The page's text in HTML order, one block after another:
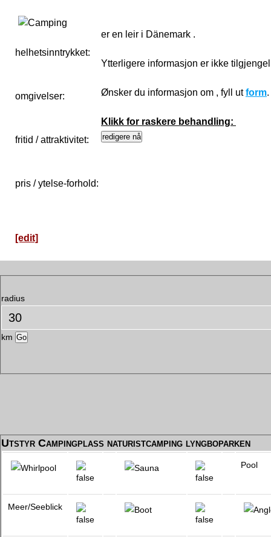
helhetsinntrykket:
omgivelser:
fritid / attraktivitet:
pris / ytelse-forhold:
er en leir i Dänemark .
Ytterligere informasjon er ikke
Ønsker du informasjon om , fyll utform.
Klikk for raskere behandling:
[edit]
km
Utstyr Campingplass naturistcamping lyngboparken
Pool
Meer/Seeblick